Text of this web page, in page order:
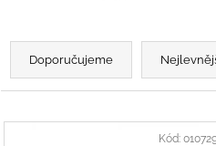
Ř
z
Doporučujeme
V
Kód: